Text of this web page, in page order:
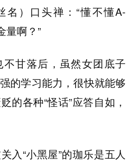
名）口头禅：“懂不懂A-
量啊？”
甘落后，虽然女团底子
的学习能力，很快就能够
的各种“怪话”应答自如，
入“小黑屋”的珈乐是五人